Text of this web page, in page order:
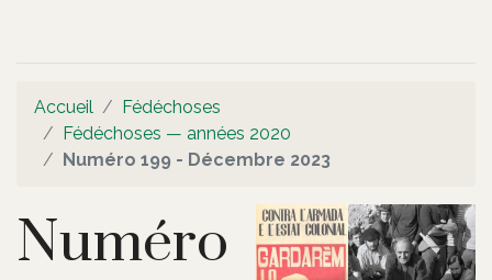
Accueil
Fédéchoses
Fédéchoses — années 2020
Numéro 199 - Décembre 2023
Numéro